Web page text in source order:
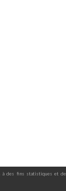
à des fins statistiques et de